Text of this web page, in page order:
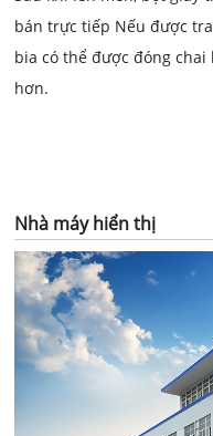
bán trực tiếp Nếu được
bia có thể được đóng
hơn.
Nhà máy hiển thị